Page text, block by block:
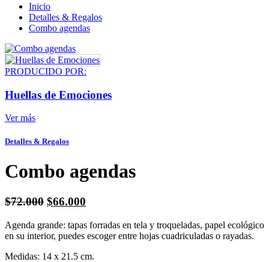
Inicio
Detalles & Regalos
Combo agendas
PRODUCIDO POR:
Huellas de Emociones
Ver más
Detalles & Regalos
Combo agendas
$72.000 El
original
era:
$72.000.
$66.000
actual
es:
$66.000.
Agenda grande: tapas forradas en tela y troqueladas, papel ecológico
en su interior, puedes escoger entre hojas cuadriculadas o rayadas.
Medidas: 14 x 21.5 cm.